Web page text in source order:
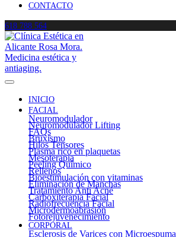
CONTACTO
618 788 564
INICIO
FACIAL
Neuromodulador
Neuromodulador Lifting
FAQs
Bruxismo
Hilos Tensores
Plasma rico en plaquetas
Mesoterapia
Peeling Químico
Rellenos
Bioestimulación con vitaminas
Eliminación de Manchas
Tratamiento Anti Acné
Carboxiterapia Facial
Radiofrecuencia Facial
Microdermoabrasión
Fotorejuvenecimiento
CORPORAL
Esclerosis de Varices con Microespuma